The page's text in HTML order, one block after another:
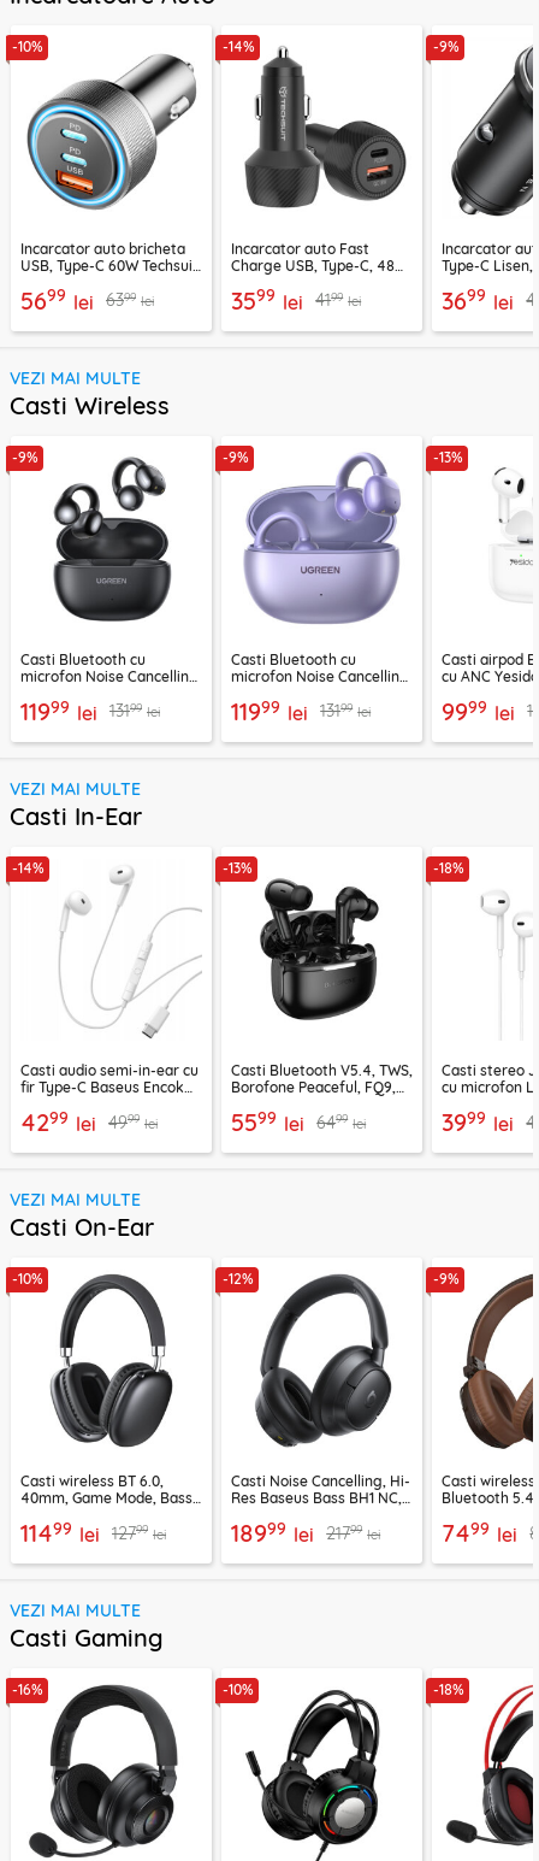
-10%
Incarcator auto bricheta
USB, Type-C 60W Techsuit
5699 lei 6399 lei
-14%
Incarcator auto Fast
Charge USB, Type-C, 48W
3599 lei 4199 lei
-9%
Incarcator
Type-C Lisen,
3699 lei
VEZI MAI MULTE
Casti Wireless
-9%
Casti Bluetooth cu
microfon Noise Cancelling
11999 lei 13199 lei
-9%
Casti Bluetooth cu
microfon Noise Cancelling
11999 lei 13199 lei
-13%
Casti airpod
cu ANC
9999 lei
VEZI MAI MULTE
Casti In-Ear
-14%
Casti audio semi-in-ear cu
fir Type-C Baseus Encok
4299 lei 4999 lei
-13%
Casti Bluetooth V5.4, TWS,
Borofone Peaceful, FQ9,
5599 lei 6499 lei
-18%
Casti stereo
cu microfon
3999 lei
VEZI MAI MULTE
Casti On-Ear
-10%
Casti wireless BT 6.0,
40mm, Game Mode, Bass
11499 lei 12799 lei
-12%
Casti Noise Cancelling, Hi-
Res Baseus Bass BH1 NC,
18999 lei 21799 lei
-9%
Casti
Bluetooth
7499 lei
VEZI MAI MULTE
Casti Gaming
-16% -10% -18%